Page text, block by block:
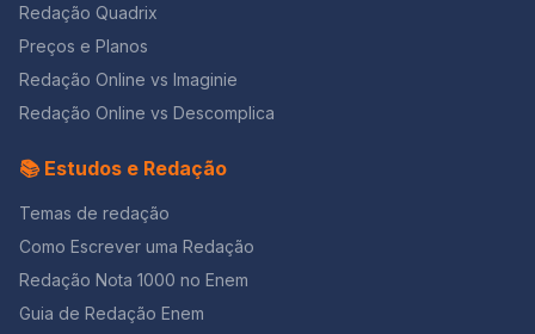
trombeta, anunciou: vai carregar bandeira. Cargo muito
pesado pra mulher, esta espécie ainda envergonhada.
Aceito os subterfúgios que me cabem, sem precisar
mentir. Não sou tão feia que não possa casar, acho o
Rio de Janeiro uma beleza e ora sim, ora não, creio
sina. Inauguro linhagens, fundo reinos — dor não é
amargura. Minha tristeza não tem pedigree, já a minha
vontade de alegria, sua raiz vai ao meu mil avô. Vai ser
coxo na vida é maldição pra homem. Mulher é
desdobrável. Percebeu que este poema é inspirado
no “Poema de Sete Faces”, de Carlos Drummond de
fato de ser mulher. Se a forma como ela pensa a
o seu equilíbrio físico e psicológico” (Revista Boa
Forma, Ed. 309 set. 2012 – Adaptado). Marque a opção
correta. a)A menstruação é caracterizada pela
descamação do endométrio, acompanhada de
sangramentos, que marca o início de um ciclo
acontece a cada 28 dias, aproximadamente. Em caso
menstruação não ocorre, pois a progesterona inibe a
secreção do FSH (hormônio folículo estimulante),
impedindo a maturação de novos folículos ovarianos.
b) É o período entre o início de uma menstruação e o
seu final é chamado ciclo menstrual. c)A ação conjunta
Redação Quadrix
Preços e Planos
Redação Online vs Imaginie
Redação Online vs Descomplica
📚 Estudos e Redação
Temas de redação
Como Escrever uma Redação
Redação Nota 1000 no Enem
Guia de Redação Enem